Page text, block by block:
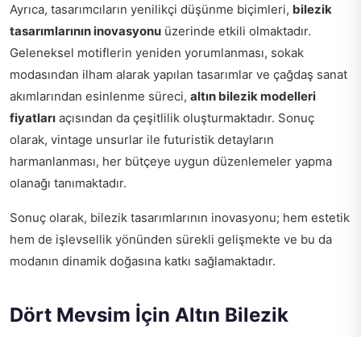
Ayrıca, tasarımcıların yenilikçi düşünme biçimleri, bilezik
tasarımlarının inovasyonu üzerinde etkili olmaktadır.
Geleneksel motiflerin yeniden yorumlanması, sokak
modasından ilham alarak yapılan tasarımlar ve çağdaş sanat
akımlarından esinlenme süreci, altın bilezik modelleri
fiyatları açısından da çeşitlilik oluşturmaktadır. Sonuç
olarak, vintage unsurlar ile futuristik detayların
harmanlanması, her bütçeye uygun düzenlemeler yapma
olanağı tanımaktadır.
Sonuç olarak, bilezik tasarımlarının inovasyonu; hem estetik
hem de işlevsellik yönünden sürekli gelişmekte ve bu da
modanın dinamik doğasına katkı sağlamaktadır.
Dört Mevsim İçin Altın Bilezik